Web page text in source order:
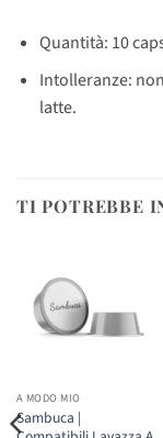
Quantità: 10
Intolleranze:
latte.
TI POTREBBE
A MODO MIO
Sambuca |